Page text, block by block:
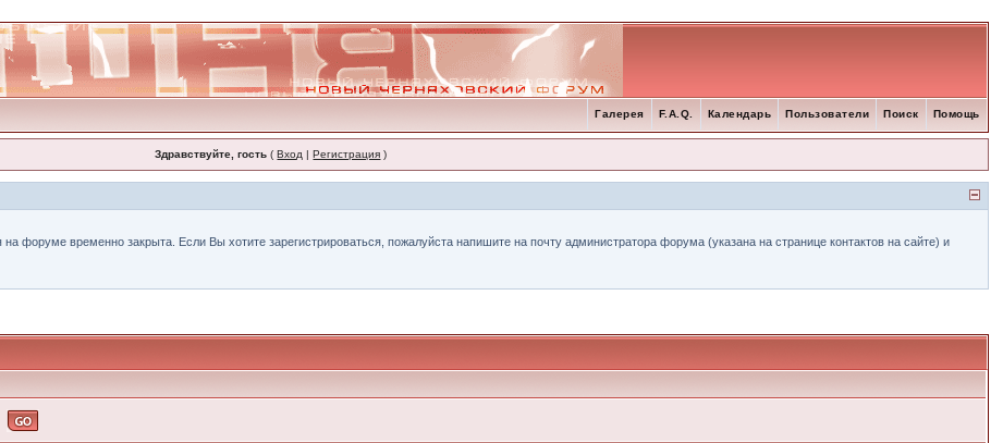
Помощь
Поиск
Пользователи
Календарь
F.A.Q.
Галерея
Здравствуйте, гость (Вход |Регистрация )
форуме временно закрыта. Если Вы хотите зарегистрироваться, пожалуйста напишите на почту администратора форума (указана на странице контактов на сайте) и